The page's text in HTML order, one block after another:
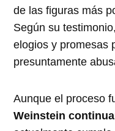
de las figuras más
Según su
elogios y promesas
presuntamente
Aunque el proceso
Weinstein